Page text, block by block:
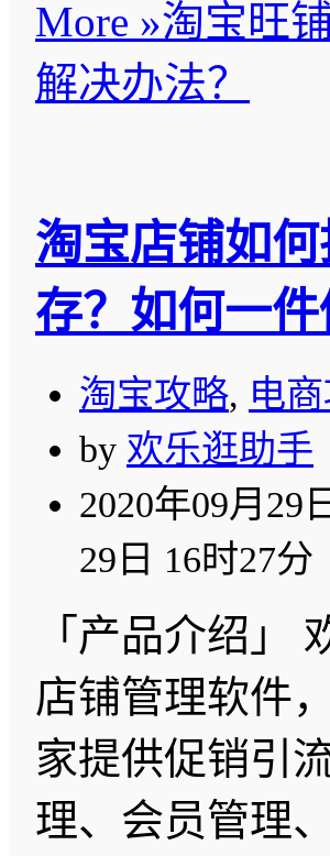
More »淘宝旺
解决办法？
淘宝店铺如
存？如何一
淘宝攻略, 电
by 欢乐逛助手
2020年09月29
29日 16时27分
「产品介绍」
店铺管理软件
家提供促销引
理、会员管理